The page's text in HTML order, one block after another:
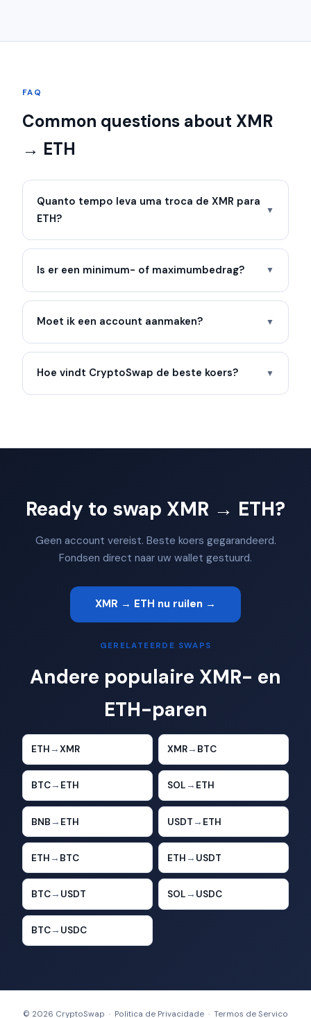
FAQ
Common questions about XMR
→ ETH
Quanto tempo leva uma troca de XMR para
ETH?
▼
Is er een minimum- of maximumbedrag? ▼
Moet ik een account aanmaken? ▼
Hoe vindt CryptoSwap de beste koers? ▼
Ready to swap XMR → ETH?
Geen account vereist. Beste koers gegarandeerd.
Fondsen direct naar uw wallet gestuurd.
XMR → ETH nu ruilen →
GERELATEERDE SWAPS
Andere populaire XMR- en
ETH-paren
ETH →XMR XMR→ BTC
BTC→ ETH SOL → ETH
BNB → ETH USDT → ETH
ETH → BTC ETH → USDT
BTC→ USDT SOL → USDC
BTC→ USDC
© 2026 CryptoSwap · Politica de Privacidade · Termos de Servico